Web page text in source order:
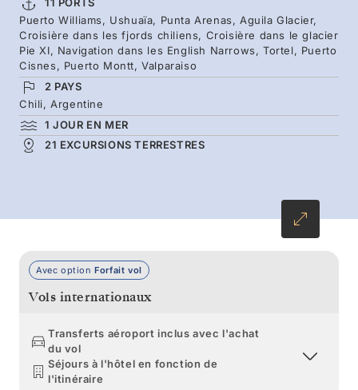
qui s’enfoncent au cœur des Andes. Mettez le
cap sur Águila, El Brujo et l’imposant Pío XI,
où les glaciers en vêlage rompent le calme
environnant. Au-delà des terres sauvages de la
Patagonie, laissez-vous séduire par les
passerelles de bois de Tortel, le cadre lacustre
Puerto Williams, Ushuaïa, Punta Arenas, Aguila Glacier,
Croisière dans les fjords chiliens, Croisière dans le glacier
Pie XI, Navigation dans les English Narrows, Tortel, Puerto
Cisnes, Puerto Montt, Valparaiso
2 PAYS
Chili, Argentine
1 JOUR EN MER
21 EXCURSIONS TERRESTRES
Avec option Forfait vol
Vols internationaux
Transferts aéroport inclus avec l'achat
du vol
Séjours à l'hôtel en fonction de
l'itinéraire